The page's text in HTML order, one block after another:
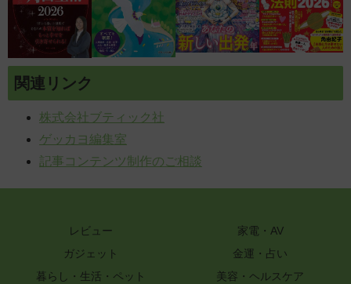
関連リンク
株式会社ブティック社
ゲッカヨ編集室
記事コンテンツ制作のご相談
レビュー
家電・AV
ガジェット
金運・占い
暮らし・生活・ペット
美容・ヘルスケア